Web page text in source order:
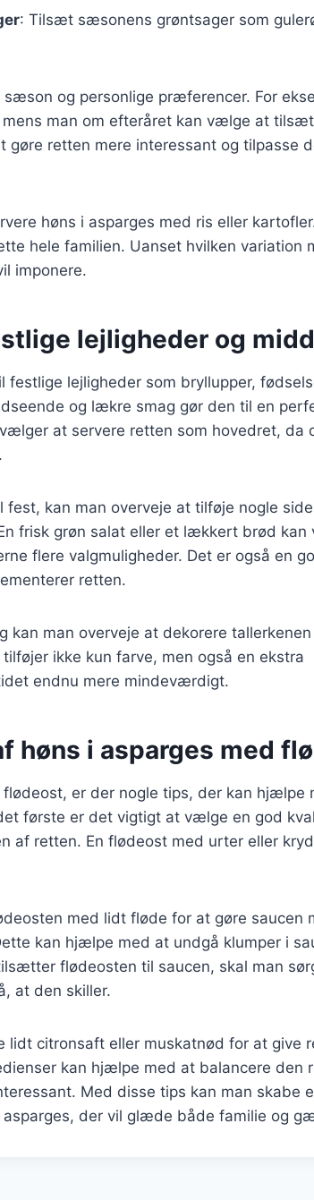
: Tilsæt sæsonens grøntsager som
og personlige præferencer. For
man om efteråret kan vælge at
gøre retten mere interessant og tilpasse
høns i asparges med ris eller
hele familien. Uanset hvilken variation
imponere.
lejligheder og
lejligheder som bryllupper,
og lækre smag gør den til en
at servere retten som hovedret, da
fest, kan man overveje at tilføje nogle
frisk grøn salat eller et lækkert brød kan
flere valgmuligheder. Det er også en
retten.
kan man overveje at dekorere
ikke kun farve, men også en ekstra
endnu mere mindeværdigt.
høns i asparges med
er der nogle tips, der kan hjælpe
første er det vigtigt at vælge en god
af retten. En flødeost med urter eller
med lidt fløde for at gøre saucen
kan hjælpe med at undgå klumper i
flødeosten til saucen, skal man
at den skiller.
lidt citronsaft eller muskatnød for at give
kan hjælpe med at balancere den
Med disse tips kan man skabe
der vil glæde både familie og